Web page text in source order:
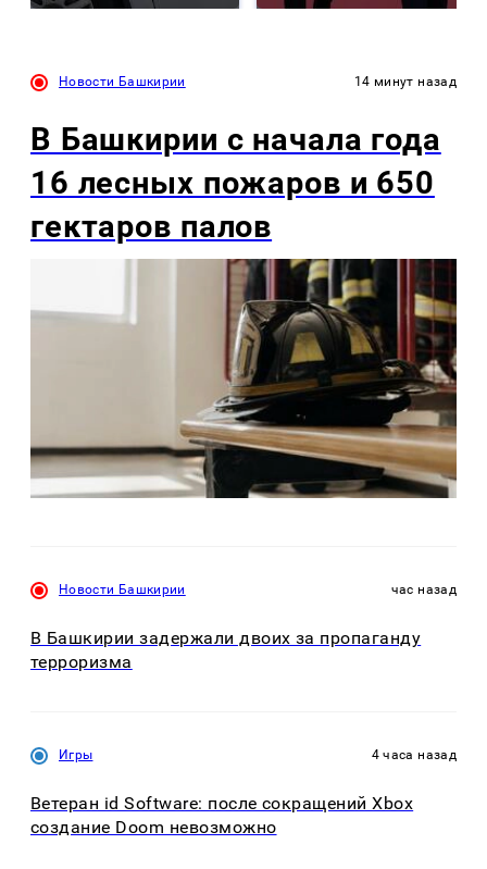
Новости Башкирии 14 минут назад
В Башкирии с начала года
16 лесных пожаров и 650
гектаров палов
Новости Башкирии час назад
В Башкирии задержали двоих за пропаганду
терроризма
Игры 4 часа назад
Ветеран id Software: после сокращений Xbox
создание Doom невозможно